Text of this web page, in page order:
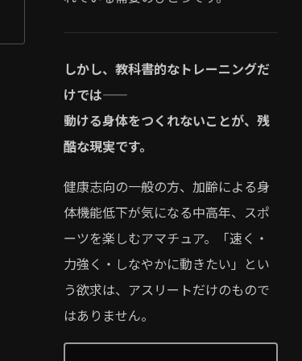
しかし、教科書的なトレーニングだ
けでは——
動ける身体をつくれないことが、残
酷な現実です。
健康志向の一般の方、加齢による身
体機能低下が気になる中高年、スポ
ーツを楽しむアマチュア。「速く・
力強く・しなやかに動きたい」とい
う欲求は、アスリートだけのもので
はありません。